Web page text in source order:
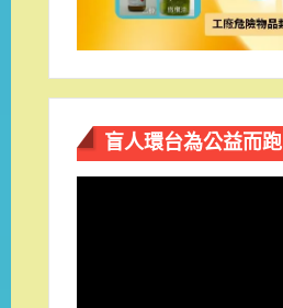
盲人環台​為公益而跑